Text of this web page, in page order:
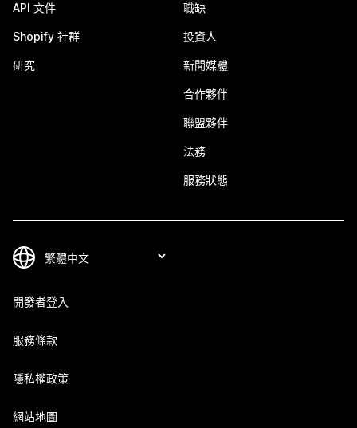
API 文件
Shopify 社群
研究
職缺
投資人
新聞媒體
合作夥伴
聯盟夥伴
法務
服務狀態
開發者登入
服務條款
隱私權政策
網站地圖